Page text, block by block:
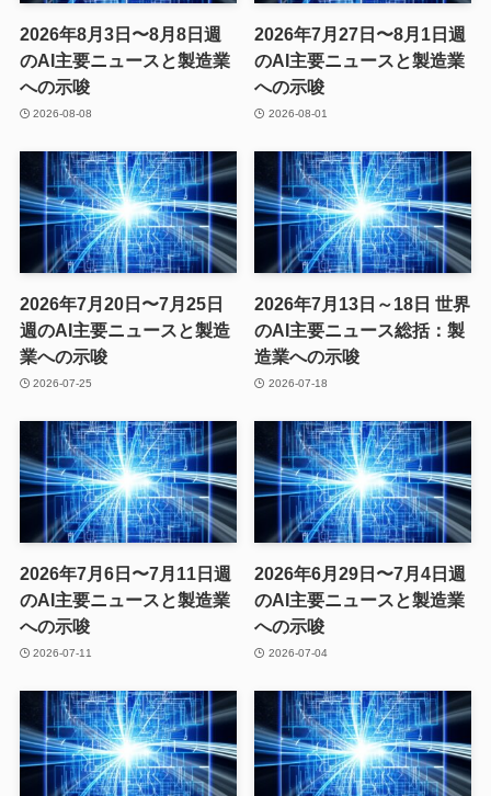
2026年8月3日〜8月8日週
のAI主要ニュースと製造業
への示唆
2026-08-08
2026年7月27日〜8月1日週
のAI主要ニュースと製造業
への示唆
2026-08-01
2026年7月20日〜7月25日
週のAI主要ニュースと製造
業への示唆
2026-07-25
2026年7月13日～18日 世界
のAI主要ニュース総括：製
造業への示唆
2026-07-18
2026年7月6日〜7月11日週
のAI主要ニュースと製造業
への示唆
2026-07-11
2026年6月29日〜7月4日週
のAI主要ニュースと製造業
への示唆
2026-07-04